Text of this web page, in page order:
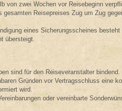
von zwei Wochen vor Reisebeginn
gesamten Reisepreises Zug um Zug
eines Sicherungsscheines
übersteigt.
sind für den Reiseveranstalter
Gründen vor Vertragsschluss eine
wird.
oder vereinbarte